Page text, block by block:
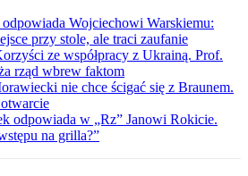
Wojciechowi Warskiemu:
przy stole, ale traci zaufanie
ze współpracy z Ukrainą. Prof.
rząd wbrew faktom
nie chce ścigać się z Braunem.
odpowiada w „Rz” Janowi Rokicie.
na grilla?”